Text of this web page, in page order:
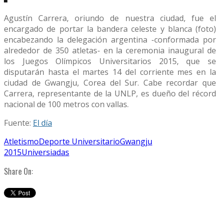
Agustín Carrera, oriundo de nuestra ciudad, fue el
encargado de portar la bandera celeste y blanca (foto)
encabezando la delegación argentina -conformada por
alrededor de 350 atletas- en la ceremonia inaugural de
los Juegos Olímpicos Universitarios 2015, que se
disputarán hasta el martes 14 del corriente mes en la
ciudad de Gwangju, Corea del Sur. Cabe recordar que
Carrera, representante de la UNLP, es dueño del récord
nacional de 100 metros con vallas.
Fuente: El día
AtletismoDeporte UniversitarioGwangju
2015Universiadas
Share On: